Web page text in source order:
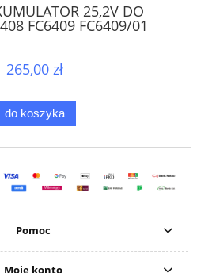
25,2V DO
FC6409 FC6409/01
265,00 zł
do koszyka
Pomoc
Moje konto